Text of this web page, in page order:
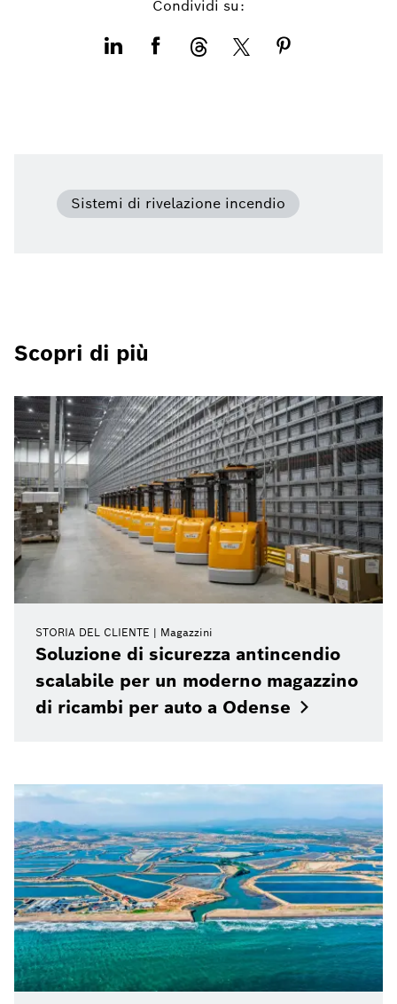
Condividi su:
Sistemi di rivelazione incendio
Scopri di più
STORIA DEL CLIENTE Magazzini
Soluzione di sicurezza antincendio
scalabile per un moderno magazzino
di ricambi per auto a Odense